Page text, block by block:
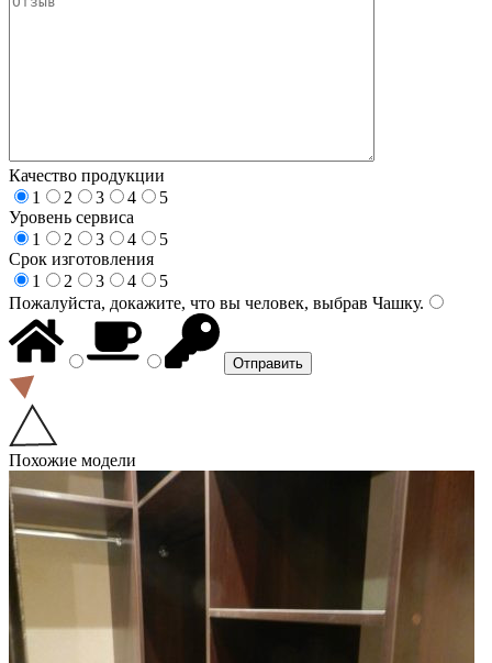
Качество продукции
1
2 3 4
5
Уровень сервиса
1
2 3 4
5
Срок изготовления
1
2 3 4
5
Пожалуйста, докажите, что вы человек, выбрав Чашку.
Похожие модели